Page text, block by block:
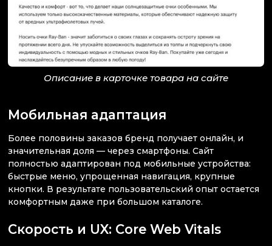
Описание в карточке товара на сайте
Мобильная адаптация
Более половины заказов бренд получает онлайн, и
значительная доля — через смартфоны. Сайт
полностью адаптирован под мобильные устройства:
быстрые меню, упрощенная навигация, крупные
кнопки. В результате пользовательский опыт остается
комфортным даже при большом каталоге.
Скорость и UX: Core Web Vitals